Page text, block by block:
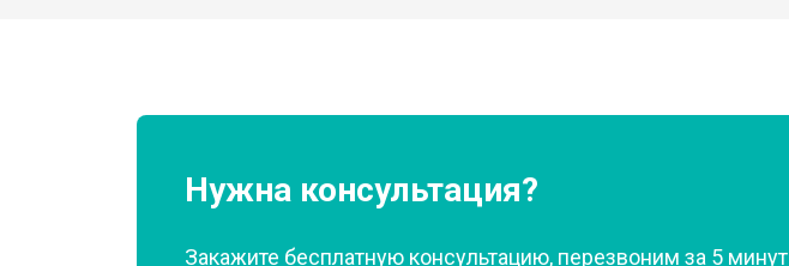
Нужна консультация?
Закажите бесплатную консультацию, перезвоним за 5 минут